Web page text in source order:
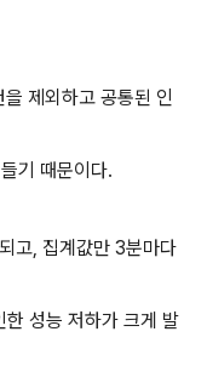
제외하고 공통된 인
기 때문이다.
고, 집계값만 3분마다
성능 저하가 크게 발